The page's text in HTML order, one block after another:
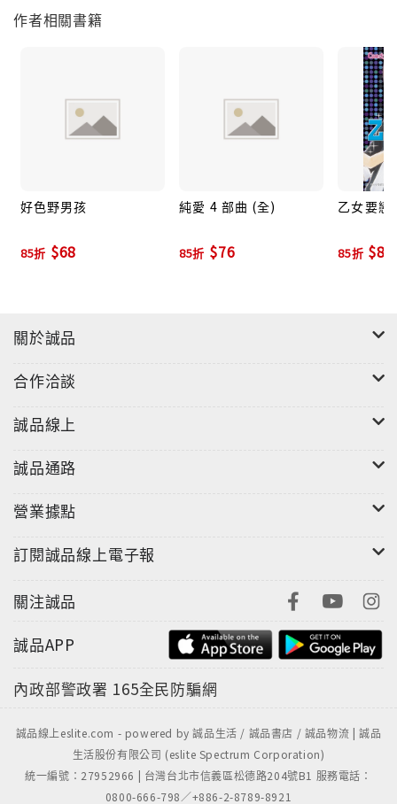
作者相關書籍
好色野男孩
85折 $68
純愛 4 部曲 (全)
85折 $76
乙女要
85折 $80
關於誠品
合作洽談
誠品線上
誠品通路
營業據點
訂閱誠品線上電子報
關注誠品
誠品APP
內政部警政署 165全民防騙網
誠品線上eslite.com - powered by 誠品生活 / 誠品書店 / 誠品物流 | 誠品
生活股份有限公司 (eslite Spectrum Corporation)
統一編號：27952966 | 台灣台北市信義區松德路204號B1 服務電話：
0800-666-798／+886-2-8789-8921